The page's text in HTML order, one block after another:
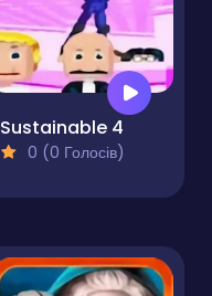
Sustainable 4
0 (0 Голосів)